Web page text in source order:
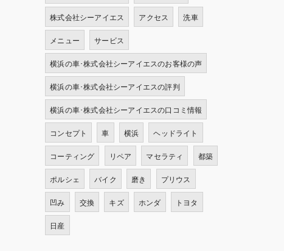
株式会社シーアイエス アクセス 洗車
メニュー サービス
横浜の車･株式会社シーアイエスのお客様の声
横浜の車･株式会社シーアイエスの評判
横浜の車･株式会社シーアイエスの口コミ情報
コンセプト 車 横浜 ヘッドライト
コーティング リペア マセラティ 都築
ポルシェ バイク 磨き プリウス
凹み 交換 キズ ホンダ トヨタ
日産